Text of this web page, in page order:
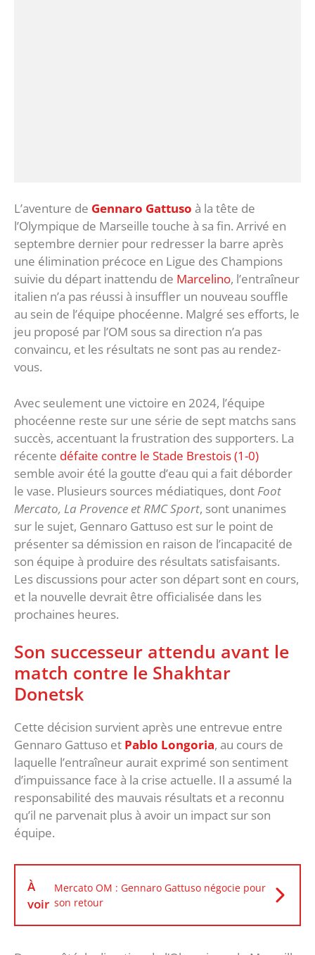
L’aventure de Gennaro Gattuso à la tête de
l’Olympique de Marseille touche à sa fin. Arrivé en
septembre dernier pour redresser la barre après
une élimination précoce en Ligue des Champions
suivie du départ inattendu de Marcelino, l’entraîneur
italien n’a pas réussi à insuffler un nouveau souffle
au sein de l’équipe phocéenne. Malgré ses efforts, le
jeu proposé par l’OM sous sa direction n’a pas
convaincu, et les résultats ne sont pas au rendez-
vous.
Avec seulement une victoire en 2024, l’équipe
phocéenne reste sur une série de sept matchs sans
succès, accentuant la frustration des supporters. La
récente défaite contre le Stade Brestois (1-0)
semble avoir été la goutte d’eau qui a fait déborder
le vase. Plusieurs sources médiatiques, dont Foot
Mercato, La Provence et RMC Sport, sont unanimes
sur le sujet, Gennaro Gattuso est sur le point de
présenter sa démission en raison de l’incapacité de
son équipe à produire des résultats satisfaisants.
Les discussions pour acter son départ sont en cours,
et la nouvelle devrait être officialisée dans les
prochaines heures.
Son successeur attendu avant le
match contre le Shakhtar
Donetsk
Cette décision survient après une entrevue entre
Gennaro Gattuso et Pablo Longoria, au cours de
laquelle l’entraîneur aurait exprimé son sentiment
d’impuissance face à la crise actuelle. Il a assumé la
responsabilité des mauvais résultats et a reconnu
qu’il ne parvenait plus à avoir un impact sur son
équipe.
À
voir
Mercato OM : Gennaro Gattuso négocie pour
son retour